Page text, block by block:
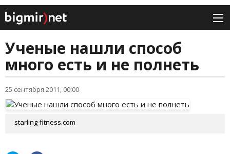
Ученые нашли способ
много есть и не полнеть
25 сентября 2011, 00:00
starling-fitness.com